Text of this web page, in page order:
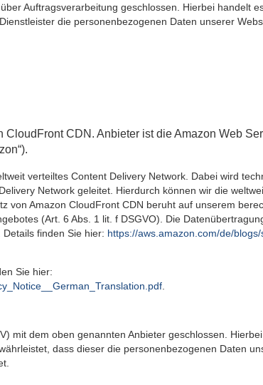
Auftragsverarbeitung geschlossen. Hierbei handelt
die personenbezogenen Daten unserer
CDN. Anbieter ist die Amazon Web
verteiltes Content Delivery Network. Dabei wird
Network geleitet. Hierdurch können wir die
von Amazon CloudFront CDN beruht auf unserem
(Art. 6 Abs. 1 lit. f DSGVO). Die
finden Sie hier: https://aws.amazon.com/de/
Sie hier:
mit dem oben genannten Anbieter geschlossen.
dass dieser die personenbezogenen Daten